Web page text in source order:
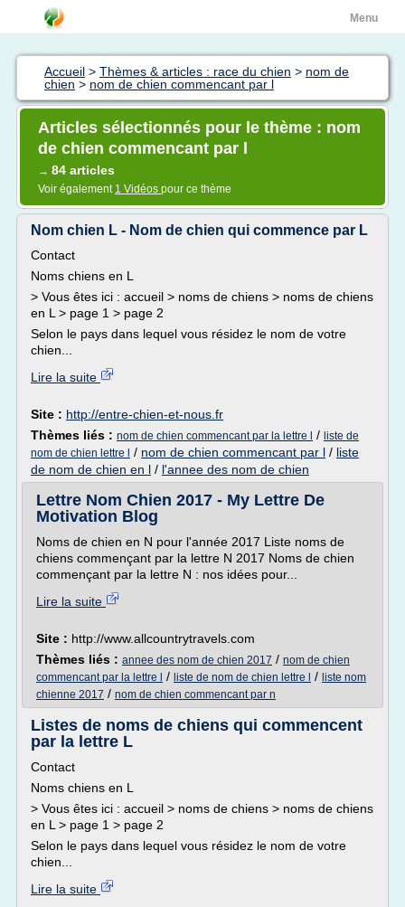
Menu
Accueil > Thèmes & articles : race du chien > nom de
chien > nom de chien commencant par l
Articles sélectionnés pour le thème : nom
de chien commencant par l
→ 84 articles
Voir également 1 Vidéos pour ce thème
Nom chien L - Nom de chien qui commence par L
Contact
Noms chiens en L
> Vous êtes ici : accueil > noms de chiens > noms de chiens
en L > page 1 > page 2
Selon le pays dans lequel vous résidez le nom de votre
chien...
Lire la suite
Site : http://entre-chien-et-nous.fr
Thèmes liés : nom de chien commencant par la lettre l / liste de
nom de chien lettre l
/ nom de chien commencant par l / liste
de nom de chien en l / l'annee des nom de chien
Lettre Nom Chien 2017 - My Lettre De
Motivation Blog
Noms de chien en N pour l'année 2017 Liste noms de
chiens commençant par la lettre N 2017 Noms de chien
commençant par la lettre N : nos idées pour...
Lire la suite
Site : http://www.allcountrytravels.com
Thèmes liés : annee des nom de chien 2017 / nom de chien
commencant par la lettre l
/ liste de nom de chien lettre l / liste nom
chienne 2017 / nom de chien commencant par n
Listes de noms de chiens qui commencent
par la lettre L
Contact
Noms chiens en L
> Vous êtes ici : accueil > noms de chiens > noms de chiens
en L > page 1 > page 2
Selon le pays dans lequel vous résidez le nom de votre
chien...
Lire la suite